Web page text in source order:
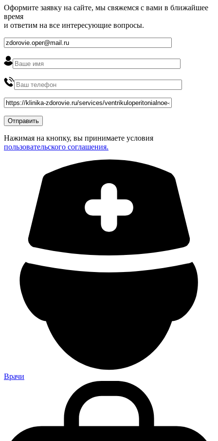
Оформите заявку на сайте, мы свяжемся с вами в ближайшее
время
и ответим на все интересующие вопросы.
Нажимая на кнопку, вы принимаете условия
пользовательского соглашения.
Врачи